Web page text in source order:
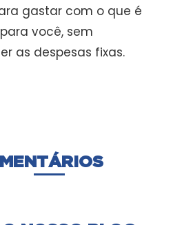
gastar com o que é
você, sem
as despesas fixas.